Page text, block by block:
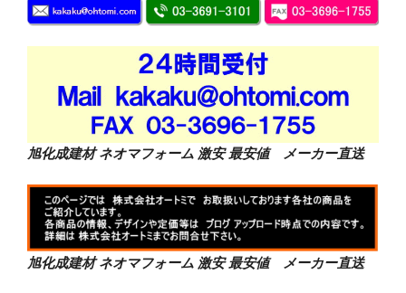
旭化成建材 ネオマフォーム 激安 最安値 メーカー直送
旭化成建材 ネオマフォーム 激安 最安値 メーカー直送